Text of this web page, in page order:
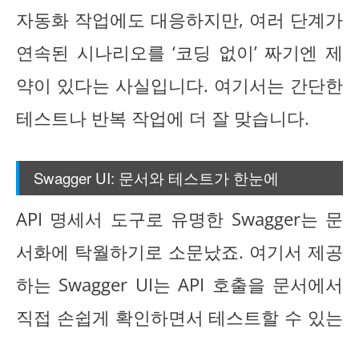
자동화 작업에도 대응하지만, 여러 단계가
연속된 시나리오를 ‘코딩 없이’ 짜기엔 제
약이 있다는 사실입니다. 여기서는 간단한
테스트나 반복 작업에 더 잘 맞습니다.
Swagger UI: 문서와 테스트가 한눈에
API 명세서 도구로 유명한 Swagger는 문
서화에 탁월하기로 소문났죠. 여기서 제공
하는 Swagger UI는 API 호출을 문서에서
직접 손쉽게 확인하면서 테스트할 수 있는